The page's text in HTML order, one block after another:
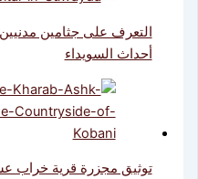
التعرف على جثامين مدنيين
أحداث السويداء
توثيق مجزرة قرية خراب